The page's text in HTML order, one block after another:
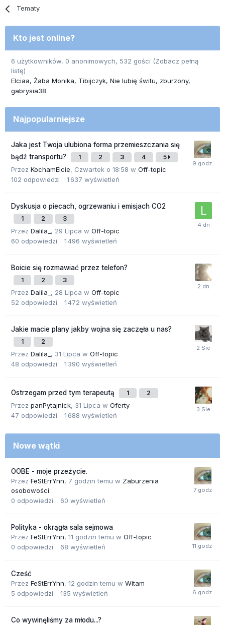
Tematy
Kto jest online?
6 użytkowników, 0 anonimowych, 532 gości (Zobacz pełną
listę)
Elciaa Żaba Monika Tibijczyk Nie lubię świtu
zburzony
gabrysia38
Najpopularniejsze
Jaka jest Twoja ulubiona forma przemieszczania się
bądź transportu?
1 2 3 4 5
Przez KochamElcie, Czwartek o 18:58 w Off-topic
102 odpowiedzi 1 637 wyświetleń
Dyskusja o piecach, ogrzewaniu i emisjach CO2
1 2 3
Przez Dalila_ , 29 Lipca w Off-topic
60 odpowiedzi 1 496 wyświetleń
Boicie się rozmawiać przez telefon?
1 2 3
Przez Dalila_ , 28 Lipca w Off-topic
52 odpowiedzi 1 472 wyświetleń
Jakie macie plany jakby wojna się zaczęła u nas?
1 2
Przez Dalila_ , 31 Lipca w Off-topic
48 odpowiedzi 1 390 wyświetleń
Ostrzegam przed tym terapeutą 1 2
Przez panPytajnick, 31 Lipca w Oferty
47 odpowiedzi 1 688 wyświetleń
Nowe wątki
OOBE - moje przeżycie.
Przez FeStErrYnn, 7 godzin temu w Zaburzenia
osobowości
0 odpowiedzi 60 wyświetleń
Polityka - okrągła sala sejmowa
Przez FeStErrYnn, 11 godzin temu w Off-topic
0 odpowiedzi 68 wyświetleń
Cześć
Przez FeStErrYnn, 12 godzin temu w Witam
5 odpowiedzi 135 wyświetleń
Co wywinęliśmy za młodu...?